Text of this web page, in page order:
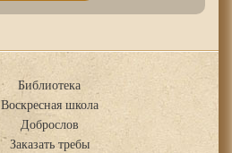
Библиотека
Воскресная школа
Доброслов
Заказать требы